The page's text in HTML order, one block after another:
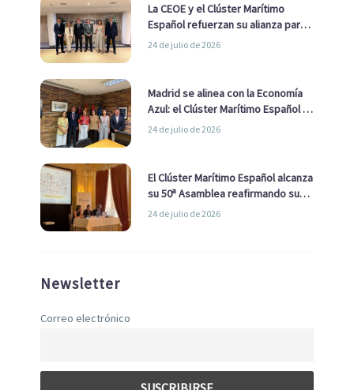
La CEOE y el Clúster Marítimo
Español refuerzan su alianza para
impulsar una estrategia Nacional
24 de julio de 2026
Madrid se alinea con la Economía
Azul: el Clúster Marítimo Español y
la Real Liga Naval avanzan alianzas
24 de julio de 2026
El Clúster Marítimo Español alcanza
su 50ª Asamblea reafirmando su
liderazgo en la Economía Azul
24 de julio de 2026
Newsletter
Correo electrónico